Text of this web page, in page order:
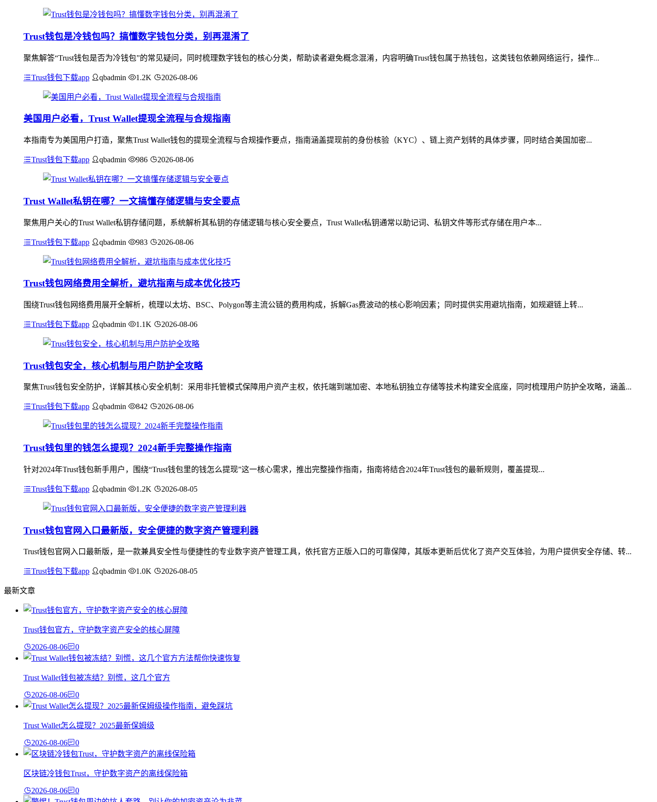
Trust钱包是冷钱包吗？搞懂数字钱包分类，别再混淆了
聚焦解答“Trust钱包是否为冷钱包”的常见疑问，同时梳理数字钱包的核心分类，帮助读者避免概念混淆，内容明确Trust钱包属于热钱包，这类钱包依赖网络运行，操作...
Trust钱包下载app qbadmin 1.2K 2026-08-06
美国用户必看，Trust Wallet提现全流程与合规指南
本指南专为美国用户打造，聚焦Trust Wallet钱包的提现全流程与合规操作要点，指南涵盖提现前的身份核验（KYC）、链上资产划转的具体步骤，同时结合美国加密...
Trust钱包下载app qbadmin 986 2026-08-06
Trust Wallet私钥在哪？一文搞懂存储逻辑与安全要点
聚焦用户关心的Trust Wallet私钥存储问题，系统解析其私钥的存储逻辑与核心安全要点，Trust Wallet私钥通常以助记词、私钥文件等形式存储在用户本...
Trust钱包下载app qbadmin 983 2026-08-06
Trust钱包网络费用全解析，避坑指南与成本优化技巧
围绕Trust钱包网络费用展开全解析，梳理以太坊、BSC、Polygon等主流公链的费用构成，拆解Gas费波动的核心影响因素；同时提供实用避坑指南，如规避链上转...
Trust钱包下载app qbadmin 1.1K 2026-08-06
Trust钱包安全，核心机制与用户防护全攻略
聚焦Trust钱包安全防护，详解其核心安全机制：采用非托管模式保障用户资产主权，依托端到端加密、本地私钥独立存储等技术构建安全底座，同时梳理用户防护全攻略，涵盖...
Trust钱包下载app qbadmin 842 2026-08-06
Trust钱包里的钱怎么提现？2024新手完整操作指南
针对2024年Trust钱包新手用户，围绕“Trust钱包里的钱怎么提现”这一核心需求，推出完整操作指南，指南将结合2024年Trust钱包的最新规则，覆盖提现...
Trust钱包下载app qbadmin 1.2K 2026-08-05
Trust钱包官网入口最新版，安全便捷的数字资产管理利器
Trust钱包官网入口最新版，是一款兼具安全性与便捷性的专业数字资产管理工具，依托官方正版入口的可靠保障，其版本更新后优化了资产交互体验，为用户提供安全存储、转...
Trust钱包下载app qbadmin 1.0K 2026-08-05
最新文章
Trust钱包官方，守护数字资产安全的核心屏障
2026-08-06 0
Trust Wallet钱包被冻结？别慌，这几个官方
2026-08-06 0
Trust Wallet怎么提现？2025最新保姆级
2026-08-06 0
区块链冷钱包Trust，守护数字资产的离线保险箱
2026-08-06 0